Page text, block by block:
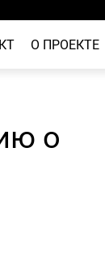
О ПРОЕКТЕ
о